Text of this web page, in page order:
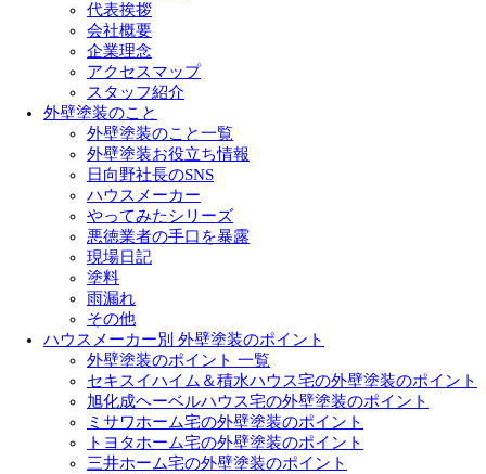
代表挨拶
会社概要
企業理念
アクセスマップ
スタッフ紹介
外壁塗装のこと
外壁塗装のこと一覧
外壁塗装お役立ち情報
日向野社長のSNS
ハウスメーカー
やってみたシリーズ
悪徳業者の手口を暴露
現場日記
塗料
雨漏れ
その他
ハウスメーカー別 外壁塗装のポイント
外壁塗装のポイント 一覧
セキスイハイム＆積水ハウス宅の外壁塗装のポイント
旭化成ヘーベルハウス宅の外壁塗装のポイント
ミサワホーム宅の外壁塗装のポイント
トヨタホーム宅の外壁塗装のポイント
三井ホーム宅の外壁塗装のポイント